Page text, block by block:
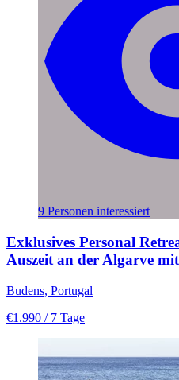
9 Personen interessiert
Exklusives Personal
Auszeit an der Algarve
Budens, Portugal
€1.990 / 7 Tage